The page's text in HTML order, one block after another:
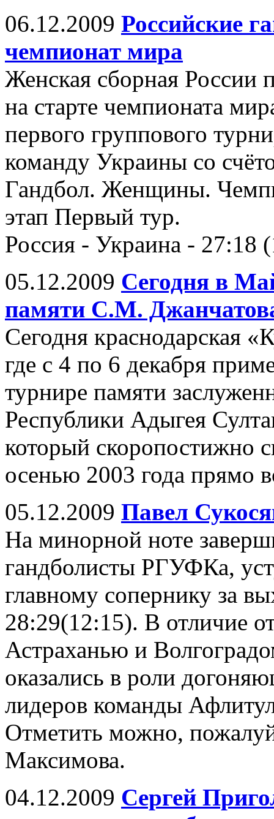
06.12.2009 Российские
чемпионат мира
Женская сборная России
на старте чемпионата
первого группового
команду Украины со
Гандбол. Женщины.
этап Первый тур.
Россия - Украина - 27:18
05.12.2009 Сегодня в
памяти С.М.
Сегодня краснодарская
где с 4 по 6 декабря
турнире памяти
Республики Адыгея
который скоропостижно
осенью 2003 года прямо
05.12.2009 Павел
На минорной ноте
гандболисты РГУФКа,
главному сопернику за
28:29(12:15). В отличие
Астраханью и
оказались в роли
лидеров команды
Отметить можно,
Максимова.
04.12.2009 Сергей